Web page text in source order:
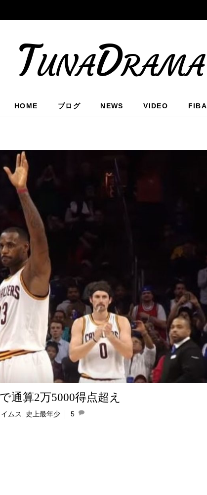
TunaDrama
HOME ブログ NEWS VIDEO FIBA
通算2万5000得点超え
ムス 史上最年少 5